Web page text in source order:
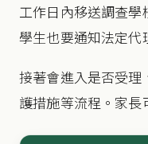
工作日內移送調查
學生也要通知法定代
接著會進入是否受
護措施等流程。家長